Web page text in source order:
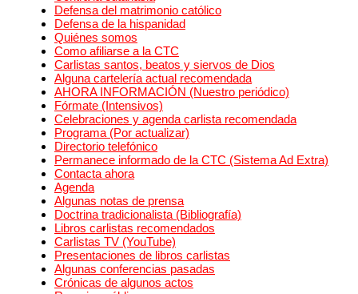
Defensa del matrimonio católico
Defensa de la hispanidad
Quiénes somos
Como afiliarse a la CTC
Carlistas santos, beatos y siervos de Dios
Alguna cartelería actual recomendada
AHORA INFORMACIÓN (Nuestro periódico)
Fórmate (Intensivos)
Celebraciones y agenda carlista recomendada
Programa (Por actualizar)
Directorio telefónico
Permanece informado de la CTC (Sistema Ad Extra)
Contacta ahora
Agenda
Algunas notas de prensa
Doctrina tradicionalista (Bibliografía)
Libros carlistas recomendados
Carlistas TV (YouTube)
Presentaciones de libros carlistas
Algunas conferencias pasadas
Crónicas de algunos actos